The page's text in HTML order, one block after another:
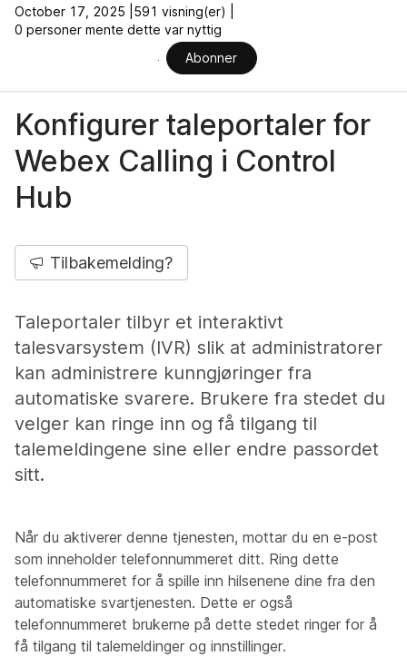
October 17, 2025 | 591 visning(er) |
0 personer mente dette var nyttig
Abonner
Konfigurer taleportaler for
Webex Calling i Control
Hub
Tilbakemelding?
Taleportaler tilbyr et interaktivt
talesvarsystem (IVR) slik at administratorer
kan administrere kunngjøringer fra
automatiske svarere. Brukere fra stedet du
velger kan ringe inn og få tilgang til
talemeldingene sine eller endre passordet
sitt.
Når du aktiverer denne tjenesten, mottar du en e-post
som inneholder telefonnummeret ditt. Ring dette
telefonnummeret for å spille inn hilsenene dine fra den
automatiske svartjenesten. Dette er også
telefonnummeret brukerne på dette stedet ringer for å
få tilgang til talemeldinger og innstillinger.